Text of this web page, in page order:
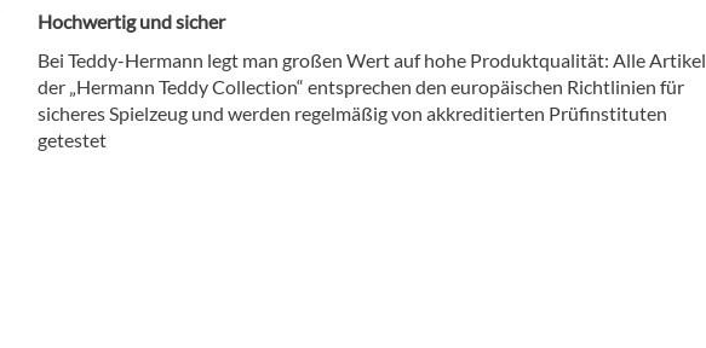
Hochwertig und sicher
Bei Teddy-Hermann legt man großen Wert auf hohe Produktqualität: Alle Artikel
der „Hermann Teddy Collection“ entsprechen den europäischen Richtlinien für
sicheres Spielzeug und werden regelmäßig von akkreditierten Prüfinstituten
getestet